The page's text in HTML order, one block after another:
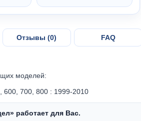
Отзывы (0) FAQ
моделей:
600, 700, 800 : 1999-2010
работает для Вас.